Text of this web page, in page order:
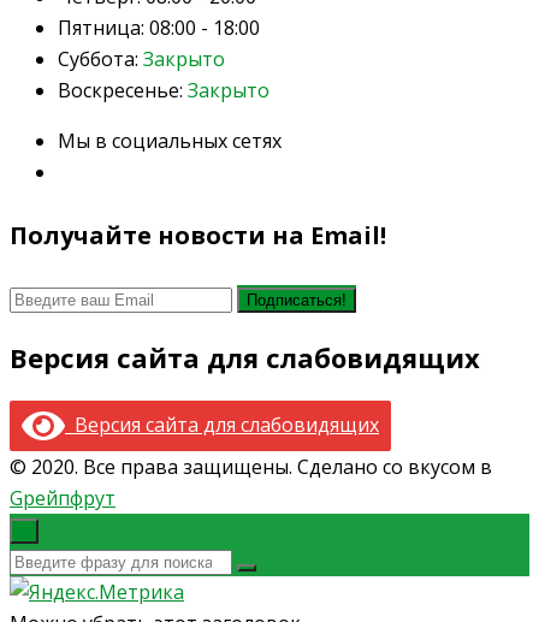
Пятница: 08:00 - 18:00
Суббота: Закрыто
Воскресенье: Закрыто
Мы в социальных сетях
Получайте новости на Email!
Версия сайта для слабовидящих
Версия сайта для слабовидящих
© 2020. Все права защищены. Сделано со вкусом в
Gрейпфрут